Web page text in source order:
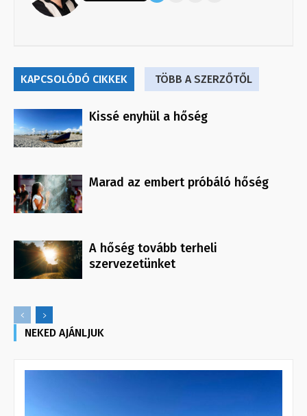
KAPCSOLÓDÓ CIKKEK TÖBB A SZERZŐTŐL
Kissé enyhül a hőség
Marad az embert próbáló hőség
A hőség tovább terheli
szervezetünket
NEKED AJÁNLJUK